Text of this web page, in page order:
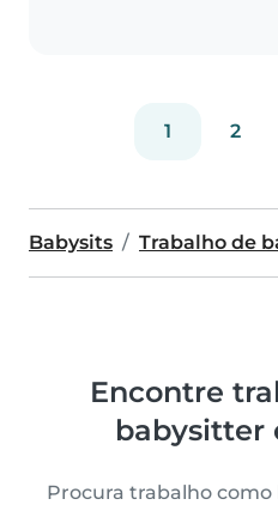
1 2
Babysits Trabalho de
Encontre
babysitter
Procura trabalho